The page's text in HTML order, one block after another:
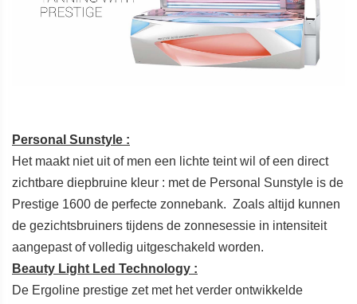
Personal Sunstyle :
Het maakt niet uit of men een lichte teint wil of een direct
zichtbare diepbruine kleur : met de Personal Sunstyle is de
Prestige 1600 de perfecte zonnebank. Zoals altijd kunnen
de gezichtsbruiners tijdens de zonnesessie in intensiteit
aangepast of volledig uitgeschakeld worden.
Beauty Light Led Technology :
De Ergoline prestige zet met het verder ontwikkelde